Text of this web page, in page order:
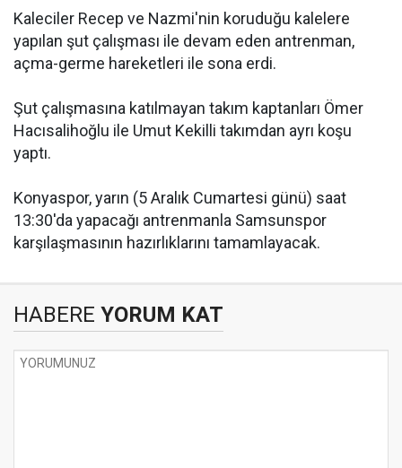
Kaleciler Recep ve Nazmi'nin koruduğu kalelere
yapılan şut çalışması ile devam eden antrenman,
açma-germe hareketleri ile sona erdi.
Şut çalışmasına katılmayan takım kaptanları Ömer
Hacısalihoğlu ile Umut Kekilli takımdan ayrı koşu
yaptı.
Konyaspor, yarın (5 Aralık Cumartesi günü) saat
13:30'da yapacağı antrenmanla Samsunspor
karşılaşmasının hazırlıklarını tamamlayacak.
HABERE YORUM KAT